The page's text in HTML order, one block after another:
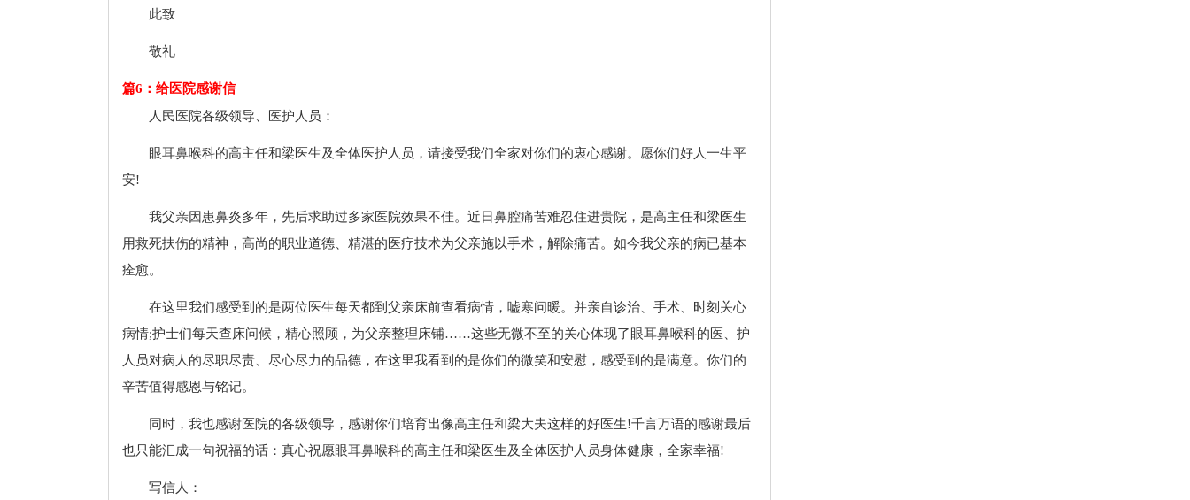
此致
敬礼
篇6：给医院感谢信
人民医院各级领导、医护人员：
眼耳鼻喉科的高主任和梁医生及全体医护人员，请接受我们全家对你们的衷心感谢。愿你们好人一生平
安!
我父亲因患鼻炎多年，先后求助过多家医院效果不佳。近日鼻腔痛苦难忍住进贵院，是高主任和梁医生
用救死扶伤的精神，高尚的职业道德、精湛的医疗技术为父亲施以手术，解除痛苦。如今我父亲的病已基本
痊愈。
在这里我们感受到的是两位医生每天都到父亲床前查看病情，嘘寒问暖。并亲自诊治、手术、时刻关心
病情;护士们每天查床问候，精心照顾，为父亲整理床铺……这些无微不至的关心体现了眼耳鼻喉科的医、护
人员对病人的尽职尽责、尽心尽力的品德，在这里我看到的是你们的微笑和安慰，感受到的是满意。你们的
辛苦值得感恩与铭记。
同时，我也感谢医院的各级领导，感谢你们培育出像高主任和梁大夫这样的好医生!千言万语的感谢最后
也只能汇成一句祝福的话：真心祝愿眼耳鼻喉科的高主任和梁医生及全体医护人员身体健康，全家幸福!
写信人：